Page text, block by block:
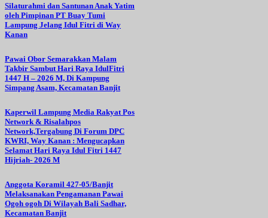
Silaturahmi dan Santunan Anak Yatim
oleh Pimpinan PT Buay Tumi
Lampung Jelang Idul Fitri di Way
Kanan
Pawai Obor Semarakkan Malam
Takbir Sambut Hari Raya IdulFitri
1447 H – 2026 M, Di Kampung
Simpang Asam, Kecamatan Banjit
Kaperwil Lampung Media Rakyat Pos
Network & Risalahpos
Network,Tergabung Di Forum DPC
KWRI, Way Kanan : Mengucapkan
Selamat Hari Raya Idul Fitri 1447
Hijriah- 2026 M
Anggota Koramil 427-05/Banjit
Melaksanakan Pengamanan Pawai
Ogoh ogoh Di Wilayah Bali Sadhar,
Kecamatan Banjit